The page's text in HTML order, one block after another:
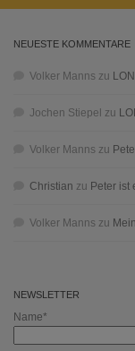
NEUESTE KOMMENTARE
Volker Manns zu
Jochen Stiepel zu
Volker Manns zu
Christian zu Peter ist
Volker Manns zu
NEWSLETTER
Name*